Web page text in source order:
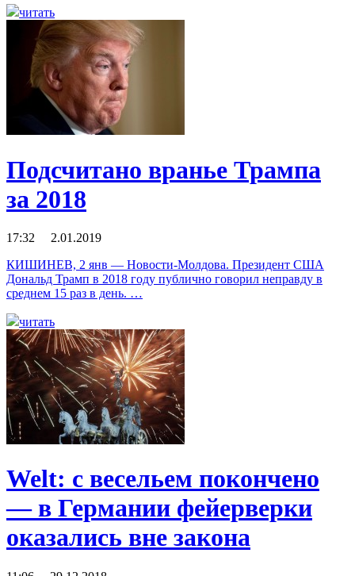
читать
Подсчитано вранье Трампа
за 2018
17:32 2.01.2019
КИШИНЕВ, 2 янв — Новости-Молдова. Президент США
Дональд Трамп в 2018 году публично говорил неправду в
среднем 15 раз в день. …
читать
Welt: с весельем покончено
— в Германии фейерверки
оказались вне закона